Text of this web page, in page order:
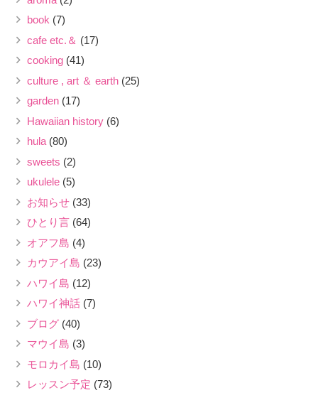
book (7)
cafe etc.＆ (17)
cooking(41)
culture , art ＆ earth(25)
garden(17)
Hawaiian history(6)
hula(80)
sweets (2)
ukulele(5)
お知らせ(33)
ひとり言(64)
オアフ島 (4)
カウアイ島 (23)
ハワイ島 (12)
ハワイ神話(7)
ブログ(40)
マウイ島 (3)
モロカイ島 (10)
レッスン予定 (73)